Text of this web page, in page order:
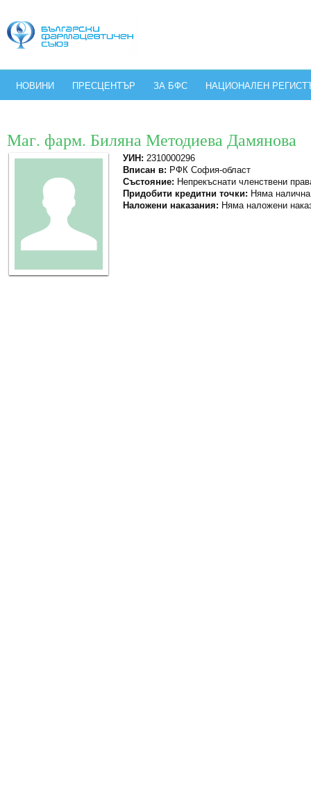
НОВИНИ ПРЕСЦЕНТЪР ЗА БФС НАЦИОНАЛЕН
Маг. фарм. Биляна Методиева Дамянова
УИН: 2310000296
Вписан в: РФК София-област
Състояние: Непрекъснати членствени
Придобити кредитни точки: Няма
Наложени наказания: Няма наложени